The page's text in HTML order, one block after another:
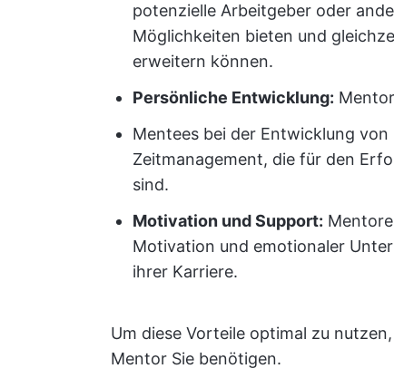
potenzielle Arbeitgeber oder
Möglichkeiten bieten und
erweitern können.
Persönliche Entwicklung:
Mentees bei der Entwicklung
Zeitmanagement, die für den
sind.
Motivation und Support:
Motivation und emotionaler
ihrer Karriere.
Um diese Vorteile optimal zu
Mentor Sie benötigen.